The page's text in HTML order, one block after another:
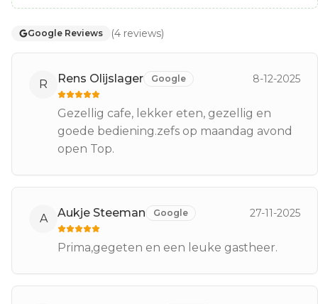
Google Reviews (4 reviews)
R Rens Olijslager Google 8-12-2025
Gezellig cafe, lekker eten, gezellig en
goede bediening.zefs op maandag avond
open Top.
A Aukje Steeman Google 27-11-2025
Prima,gegeten en een leuke gastheer.